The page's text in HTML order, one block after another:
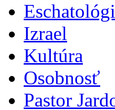
Izrael
Kultúra
Osobnosť
Pastor